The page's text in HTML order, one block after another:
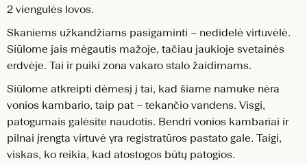
2 viengulės lovos.
Skaniems užkandžiams pasigaminti – nedidelė virtuvėlė.
Siūlome jais mėgautis mažoje, tačiau jaukioje svetainės
erdvėje. Tai ir puiki zona vakaro stalo žaidimams.
Siūlome atkreipti dėmesį į tai, kad šiame namuke nėra
vonios kambario, taip pat – tekančio vandens. Visgi,
patogumais galėsite naudotis. Bendri vonios kambariai ir
pilnai įrengta virtuvė yra registratūros pastato gale. Taigi,
viskas, ko reikia, kad atostogos būtų patogios.